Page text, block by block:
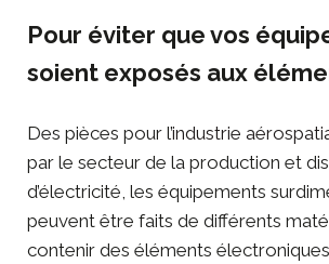
Pour éviter que vos
soient exposés aux
Des pièces pour l’industrie
par le secteur de la production et
d’électricité, les équipements
peuvent être faits de différents
contenir des éléments